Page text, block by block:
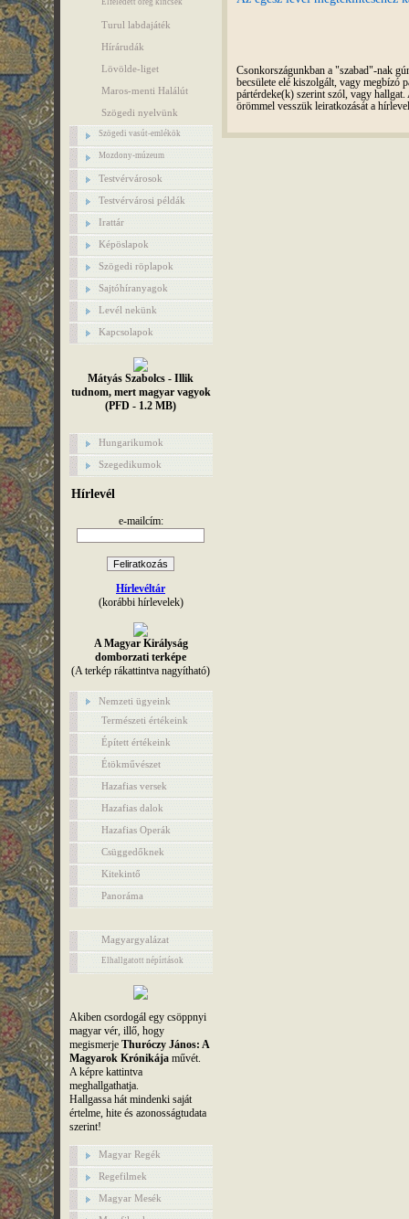
Elfeledett öreg kincsek
Turul labdajáték
Hírárudák
Lövölde-liget
Maros-menti Halálút
Szögedi nyelvünk
Szögedi vasút-emlékök
Mozdony-múzeum
Testvérvárosok
Testvérvárosi példák
Irattár
Képöslapok
Szögedi röplapok
Sajtóhíranyagok
Levél nekünk
Kapcsolapok
Mátyás Szabolcs - Illik
tudnom, mert magyar vagyok
(PFD - 1.2 MB)
Hungarikumok
Szegedikumok
Hírlevél
e-mailcím:
Hírlevéltár
(korábbi hírlevelek)
A Magyar Királyság
domborzati terképe
(A terkép rákattintva nagyítható)
Nemzeti ügyeink
Természeti értékeink
Épített értékeink
Étökművészet
Hazafias versek
Hazafias dalok
Hazafias Operák
Csüggedőknek
Kitekintő
Panoráma
Magyargyalázat
Elhallgatott népírtások
Akiben csordogál egy csöppnyi
magyar vér, illő, hogy
megismerje Thuróczy János: A
Magyarok Krónikájaművét.
A képre kattintva
meghallgathatja.
Hallgassa hát mindenki saját
értelme, hite és azonosságtudata
szerint!
Magyar Regék
Regefilmek
Magyar Mesék
Csonkországunkban a "szabad"-nak
becsülete elé kiszolgált, vagy megbízó
pártérdeke(k) szerint szól, vagy
örömmel vesszük leiratkozását a